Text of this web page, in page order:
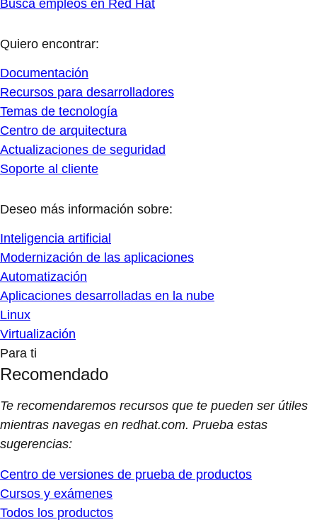
Busca empleos en Red Hat
Quiero encontrar:
Documentación
Recursos para desarrolladores
Temas de tecnología
Centro de arquitectura
Actualizaciones de seguridad
Soporte al cliente
Deseo más información sobre:
Inteligencia artificial
Modernización de las aplicaciones
Automatización
Aplicaciones desarrolladas en la nube
Linux
Virtualización
Para ti
Recomendado
Te recomendaremos recursos que te pueden ser útiles
mientras navegas en redhat.com. Prueba estas
sugerencias:
Centro de versiones de prueba de productos
Cursos y exámenes
Todos los productos